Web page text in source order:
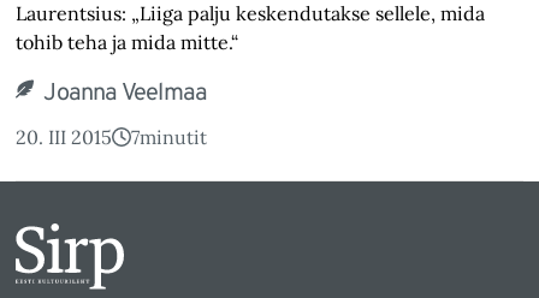
Laurentsius: „Liiga palju keskendutakse sellele, mida
tohib teha ja mida mitte.“
Joanna Veelmaa
20. III 2015 7minutit